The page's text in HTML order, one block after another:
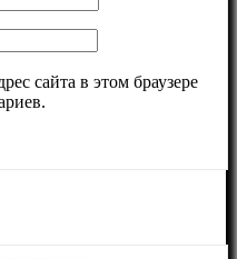
сайта в этом браузере